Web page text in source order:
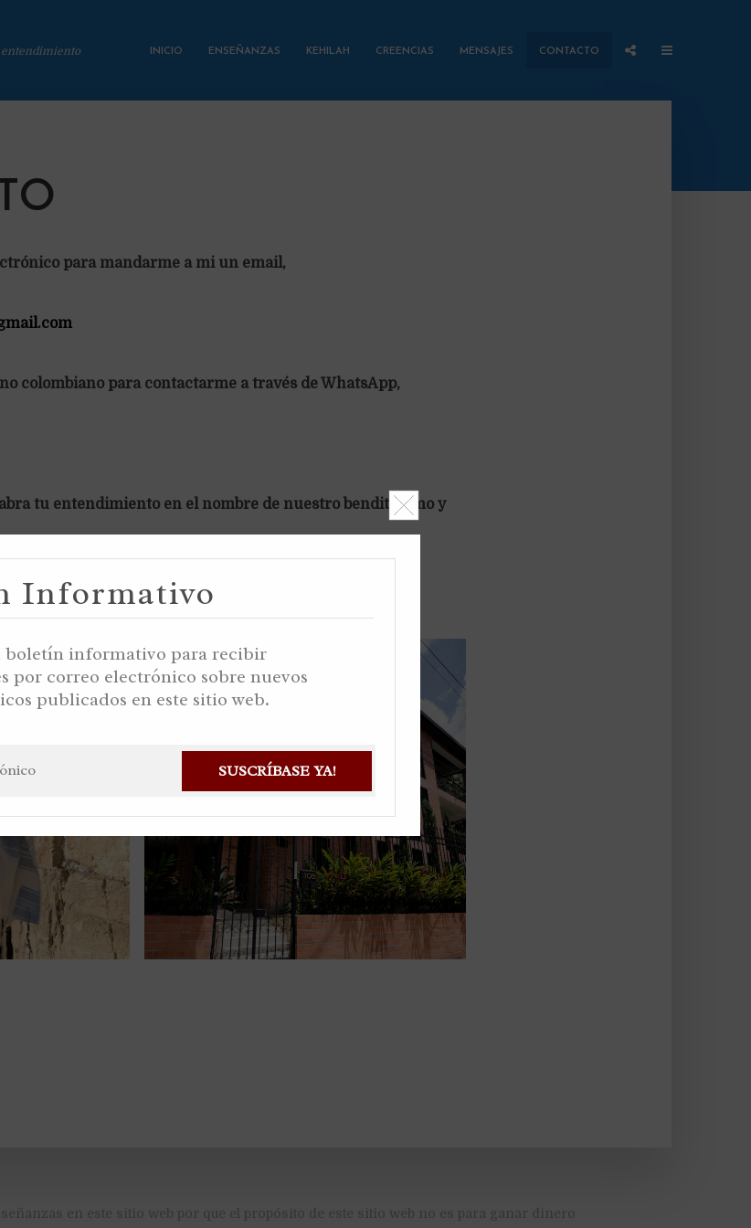
entendimiento INICIO ENSEÑANZAS KEHILAH CREENCIAS MENSAJES CONTACTO
para mandarme a mi un email,
colombiano para contactarme a través de WhatsApp,
tu entendimiento en el nombre de nuestro bendito Amo y
SUSCRÍBASE YA!
Informativo
boletín informativo para recibir
por correo electrónico sobre nuevos
publicados en este sitio web.